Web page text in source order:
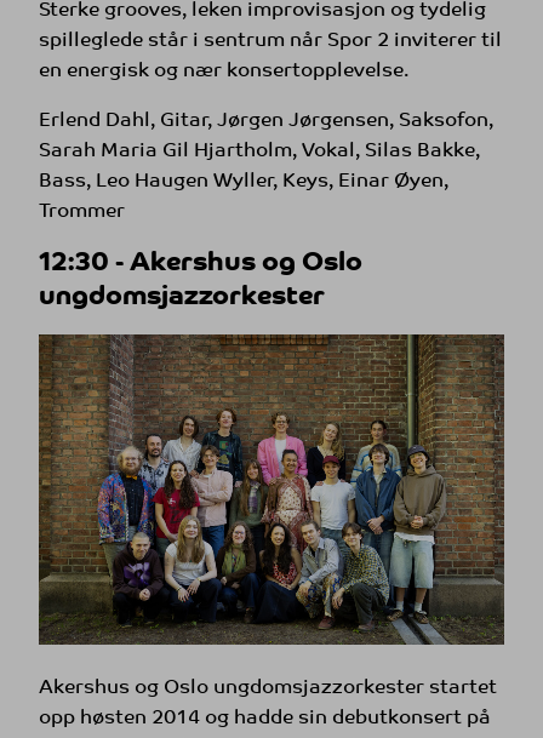
Sterke grooves, leken improvisasjon og tydelig
spilleglede står i sentrum når Spor 2 inviterer til
en energisk og nær konsertopplevelse.
Erlend Dahl, Gitar, Jørgen Jørgensen, Saksofon,
Sarah Maria Gil Hjartholm, Vokal, Silas Bakke,
Bass, Leo Haugen Wyller, Keys, Einar Øyen,
Trommer
12:30 - Akershus og Oslo
ungdomsjazzorkester
Akershus og Oslo ungdomsjazzorkester startet
opp høsten 2014 og hadde sin debutkonsert på